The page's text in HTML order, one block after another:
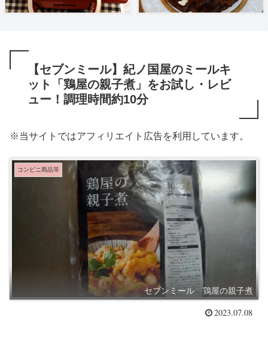
【セブンミール】紀ノ国屋のミールキ
ット「鶏屋の親子煮」をお試し・レビ
ュー！調理時間約10分
※当サイトではアフィリエイト広告を利用しています。
コンビニ商品等
セブンミール 鶏屋の親子煮
2023.07.08